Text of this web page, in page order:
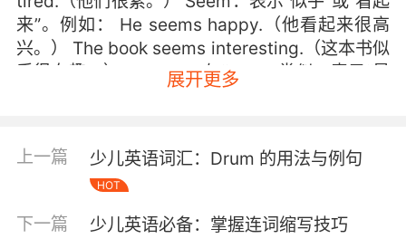
来”。例如： He seems happy.（他看起来很高
兴。） The book seems interesting.（这本书似
乎很有趣。） Appear：与“seem”类似，表示“显
得”或“看起来”。例如： She appears confident.
（天空看起来多云。） Become：表示“变成”或
“成为”。例如： He became a teacher.（他成为
了一名老师。） The weather became cold.
（天气变冷了。） Feel：表示“感觉”。例如： I
feel tired.（我感觉很累。） She feels excited.
展开更多
上一篇 少儿英语词汇：Drum 的用法与例句
HOT
下一篇 少儿英语必备：掌握连词缩写技巧